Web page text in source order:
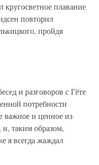
плавание
повторил
пройдя
и разговоров с Гёте
потребности
важное и ценное из
и, таким образом,
я всегда жаждал